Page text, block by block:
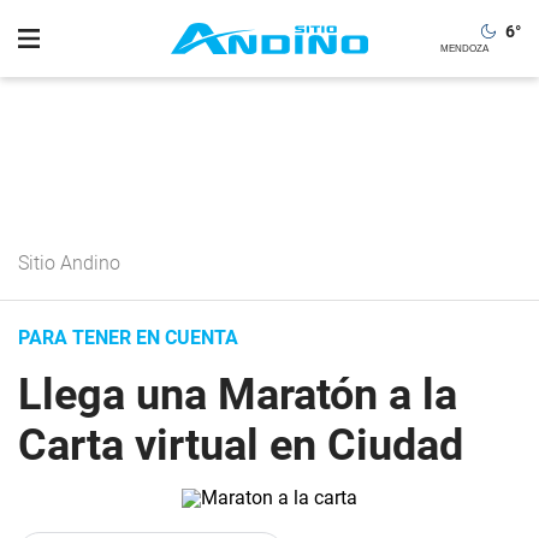
6°
Sitio Andino
PARA TENER EN CUENTA
Llega una Maratón a la
Carta virtual en Ciudad